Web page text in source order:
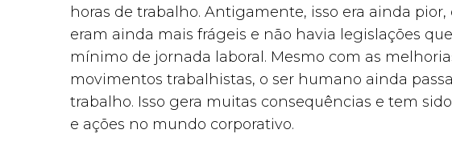
horas de trabalho. Antigamente, isso era ainda
eram ainda mais frágeis e não havia legislações
mínimo de jornada laboral. Mesmo com as
movimentos trabalhistas, o ser humano ainda
trabalho. Isso gera muitas consequências e tem
e ações no mundo corporativo.